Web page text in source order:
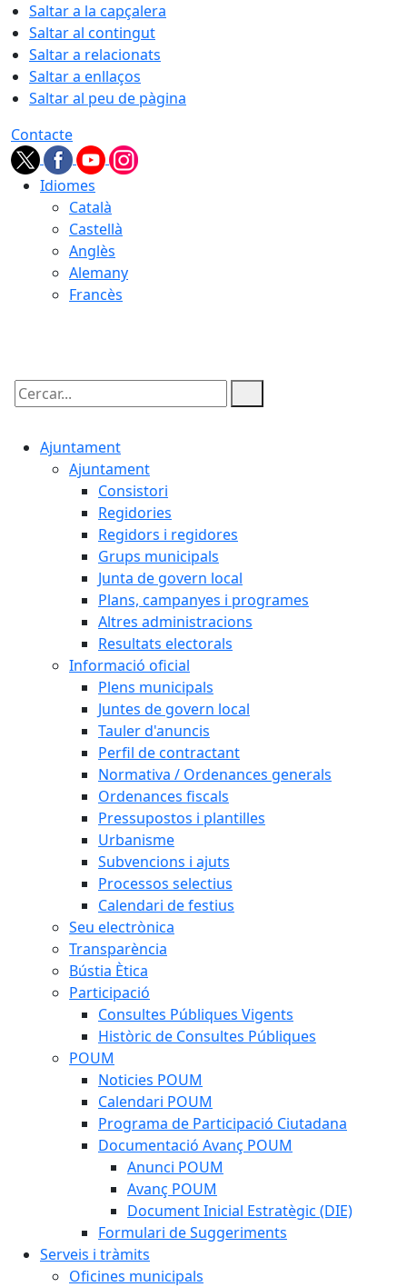
Saltar a la capçalera
Saltar al contingut
Saltar a relacionats
Saltar a enllaços
Saltar al peu de pàgina
Contacte
Idiomes
Català
Castellà
Anglès
Alemany
Francès
Cercar:
Ajuntament
Ajuntament
Consistori
Regidories
Regidors i regidores
Grups municipals
Junta de govern local
Plans, campanyes i programes
Altres administracions
Resultats electorals
Informació oficial
Plens municipals
Juntes de govern local
Tauler d'anuncis
Perfil de contractant
Normativa / Ordenances generals
Ordenances fiscals
Pressupostos i plantilles
Urbanisme
Subvencions i ajuts
Processos selectius
Calendari de festius
Seu electrònica
Transparència
Bústia Ètica
Participació
Consultes Públiques Vigents
Històric de Consultes Públiques
POUM
Noticies POUM
Calendari POUM
Programa de Participació Ciutadana
Documentació Avanç POUM
Anunci POUM
Avanç POUM
Document Inicial Estratègic (DIE)
Formulari de Suggeriments
Serveis i tràmits
Oficines municipals